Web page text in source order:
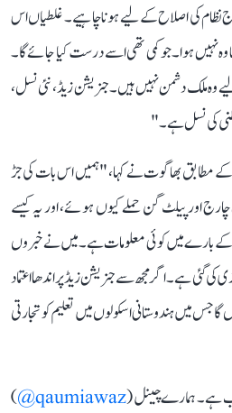
نظام کی اصلاح کے لیے ہونا چاہیے۔ غلطیاں اس
وہ نہیں ہوا۔ جو کمی تھی اسے درست کیا جائے گا۔
وہ ملک دشمن نہیں ہیں۔ جنریشن زیڈ ، نئی نسل،
کی نسل ہے۔"
کے مطابق بھاگوت نے کہا، "ہمیں اس بات کی جڑ
اور پیلٹ گن حملے کیوں ہوئے، اور یہ کیسے
کے بارے میں کوئی معلومات ہے۔ میں نے خبروں
کی گئی ہے۔ اگر مجھ سے جنریشن زیڈ پر اندھا اعتماد
گا جس میں ہندوستانی اسکولوں میں تعلیم کو تجارتی
ہے۔ ہمارے چینل (qaumiawaz@
)